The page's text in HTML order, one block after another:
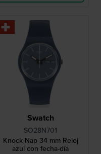
Swatch
SO28N701
Knock Nap 34 mm Reloj
azul con fecha-día